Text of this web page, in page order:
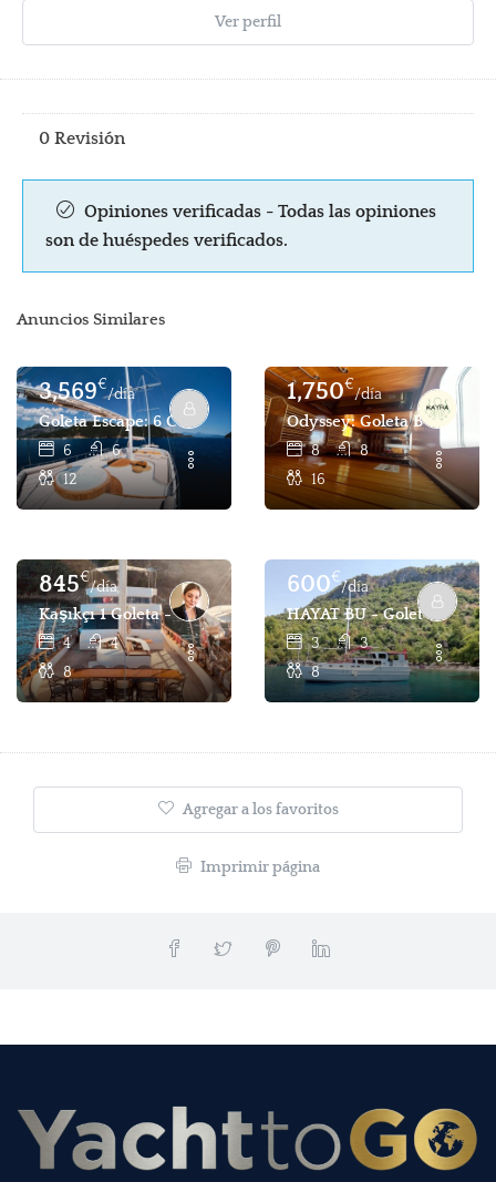
Ver perfil
0 Revisión
Opiniones verificadas - Todas las opiniones
son de huéspedes verificados.
Anuncios Similares
3,569€
/día
Goleta Escape: 6 Cabinas, 12 Huéspedes, Goleta Lux
6
6
12
1,750€
/día
Odyssey: Goleta Bodrum 8
8
8
16
845€
/día
Kaşıkçı 1 Goleta - 4 Cabina 8 Pax Goleta Para Charter -
4
4
8
600€
/día
HAYAT BU - Goleta 3
3
3
8
Agregar a los favoritos
Imprimir página